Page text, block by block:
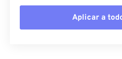
Aplicar a